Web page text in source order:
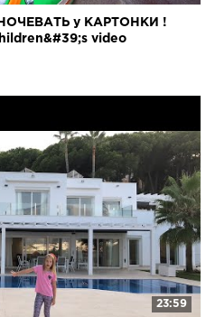
НОЧЕВАТЬ у КАРТОНКИ !
video
23:59